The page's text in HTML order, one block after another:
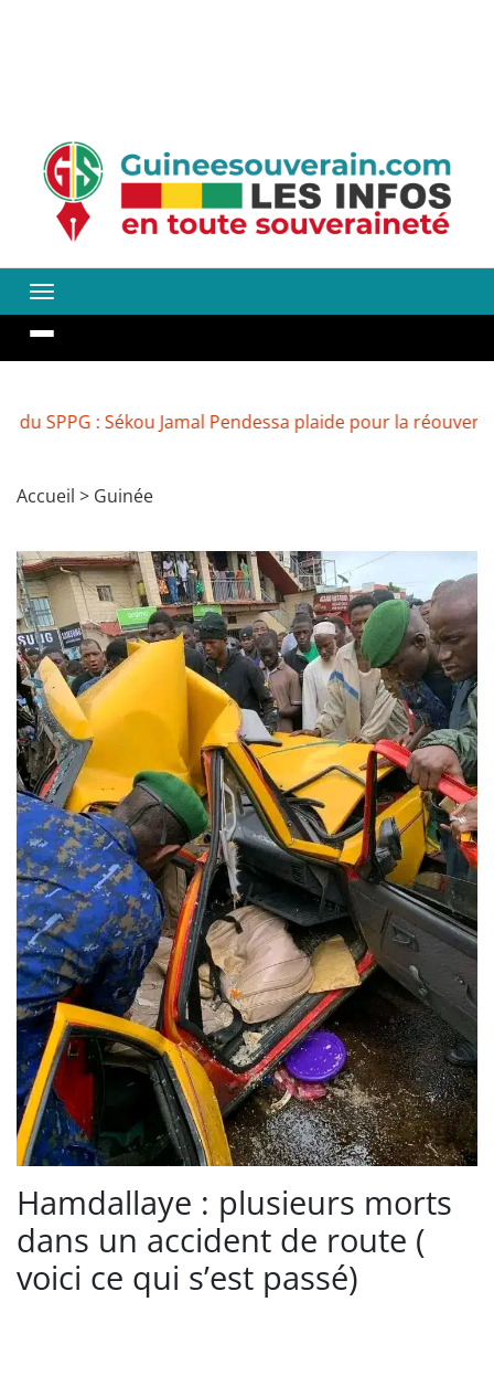
Jamal Pendessa plaide pour la réouverture des
Accueil > Guinée
Hamdallaye : plusieurs morts
dans un accident de route (
voici ce qui s’est passé)